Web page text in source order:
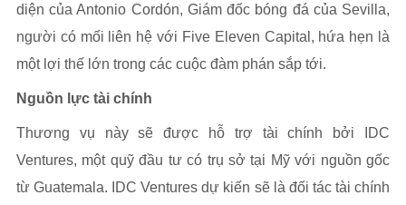
diện của Antonio Cordón, Giám đốc bóng đá của Sevilla,
người có mối liên hệ với Five Eleven Capital, hứa hẹn là
một lợi thế lớn trong các cuộc đàm phán sắp tới.
Nguồn lực tài chính
Thương vụ này sẽ được hỗ trợ tài chính bởi IDC
Ventures, một quỹ đầu tư có trụ sở tại Mỹ với nguồn gốc
từ Guatemala. IDC Ventures dự kiến sẽ là đối tác tài chính